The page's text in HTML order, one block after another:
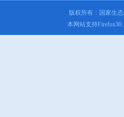
版权所有：国家生
本网站支持